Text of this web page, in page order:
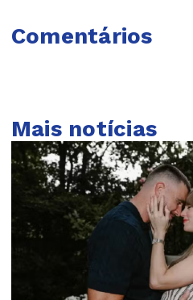
Comentários
Mais notícias